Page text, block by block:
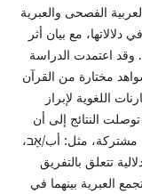
الفصحى والعبرية
مع بيان أثر
وقد اعتمدت الدراسة
مختارة من القرآن
اللغوية لإبراز
النتائج إلى أن
مشتركة، مثل: أب/אָב،
تتعلق بالتفريق
العبرية بينهما في